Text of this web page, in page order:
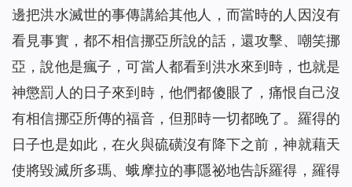
邊把洪水滅世的事傳講給其他人，而當時的人因沒有
看見事實，都不相信挪亞所說的話，還攻擊、嘲笑挪
亞，說他是瘋子，可當人都看到洪水來到時，也就是
神懲罰人的日子來到時，他們都傻眼了，痛恨自己沒
有相信挪亞所傳的福音，但那時一切都晚了。羅得的
日子也是如此，在火與硫磺沒有降下之前，神就藉天
使將毀滅所多瑪、蛾摩拉的事隱祕地告訴羅得，羅得